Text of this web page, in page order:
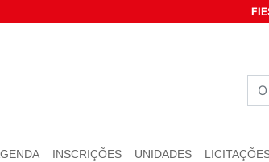
INSCRIÇÕES UNIDADES